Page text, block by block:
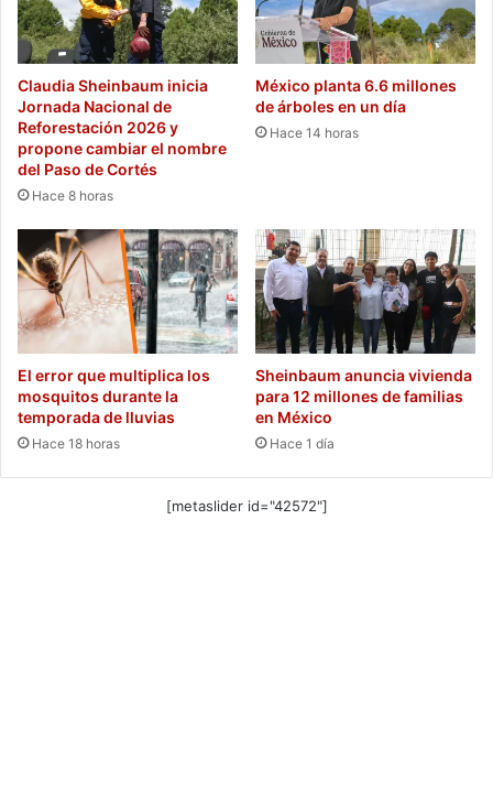
Claudia Sheinbaum inicia
Jornada Nacional de
Reforestación 2026 y
propone cambiar el nombre
del Paso de Cortés
Hace 8 horas
México planta 6.6 millones
de árboles en un día
Hace 14 horas
El error que multiplica los
mosquitos durante la
temporada de lluvias
Hace 18 horas
Sheinbaum anuncia vivienda
para 12 millones de familias
en México
Hace 1 día
[metaslider id="42572"]